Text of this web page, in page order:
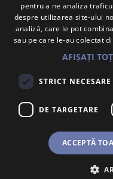
Cum se livrează?
Despre noi
Personalități produse
pentru a ne analiza
despre utilizarea site-ului
analiză, care le pot
sau pe care le-au colectat
AFIȘAȚI
STRICT NECESARE
DE TARGETARE
ACCEPTĂ